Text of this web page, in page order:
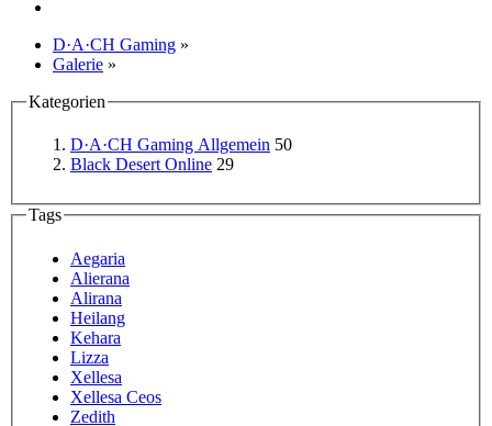
D·A·CH Gaming »
Galerie »
Kategorien
D·A·CH Gaming Allgemein 50
Black Desert Online 29
Tags
Aegaria
Alierana
Alirana
Heilang
Kehara
Lizza
Xellesa
Xellesa Ceos
Zedith